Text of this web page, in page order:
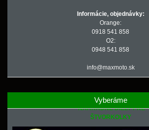
Informácie, objednávky:
Orange:
0918 541 858
O2:
0948 541 858
info@maxmoto.sk
Vyberáme
NÁHRADNÉ DIELY PRE
ŠTVORKOLKY